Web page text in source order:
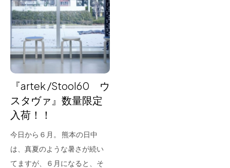
About us
for Business
Recruit
Contact
『artek /Stool60 ウ
スタヴァ』数量限定
入荷！！
今日から６月。 熊本の日中
は、真夏のような暑さが続い
てますが、６月になると、そ